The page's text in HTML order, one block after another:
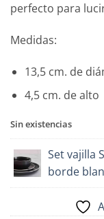
perfecto para
Medidas:
13,5 cm. de
4,5 cm. de alto
Sin existencias
Set vajilla
borde